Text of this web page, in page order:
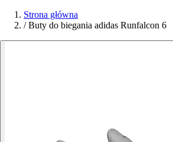
Strona główna
/ Buty do biegania adidas Runfalcon 6